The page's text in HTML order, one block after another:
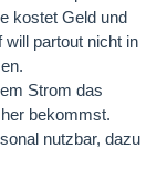
kostet Geld und
partout nicht in
Strom das
bekommst.
nutzbar, dazu